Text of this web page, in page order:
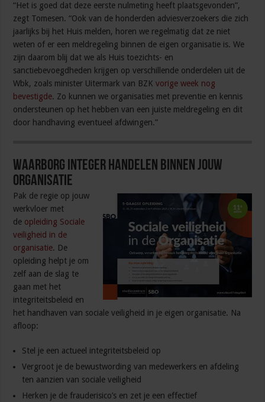
“Het is goed dat deze eerste nulmeting heeft plaatsgevonden”,
zegt Tomesen. “Ook van de honderden adviesverzoekers die zich
jaarlijks bij het Huis melden, horen we regelmatig dat ze niet
weten of er een meldregeling binnen de eigen organisatie is. We
zijn daarom blij dat we als Huis toezichts- en
sanctiebevoegdheden krijgen op verschillende onderdelen uit de
Wbk, zoals minister Uitermark van BZKvorige week nog
bevestigde. Zo kunnen we organisaties met preventie en kennis
ondersteunen op het hebben van een juiste meldregeling en dit
door handhaving eventueel afdwingen.”
Waarborg integer handelen binnen jouw
organisatie
Pak de regie op jouw
werkvloer met
de opleiding Sociale
veiligheid in de
organisatie. De
opleiding helpt je om
zelf aan de slag te
gaan met het
integriteitsbeleid en
het handhaven van sociale veiligheid in je eigen organisatie. Na
afloop:
Stel je een actueel integriteitsbeleid op
Vergroot je de bewustwording van medewerkers en afdeling
ten aanzien van sociale veiligheid
Herken je de frauderisico’s en zet je een effectief